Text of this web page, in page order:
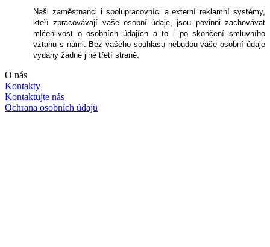
Naši zaměstnanci i spolupracovníci a externí reklamní systémy,
kteří zpracovávají vaše osobní údaje, jsou povinni zachovávat
mlčenlivost o osobních údajích a to i po skončení smluvního
vztahu s námi. Bez vašeho souhlasu nebudou vaše osobní údaje
vydány žádné jiné třetí straně.
O nás
Kontakty
Kontaktujte nás
Ochrana osobních údajů